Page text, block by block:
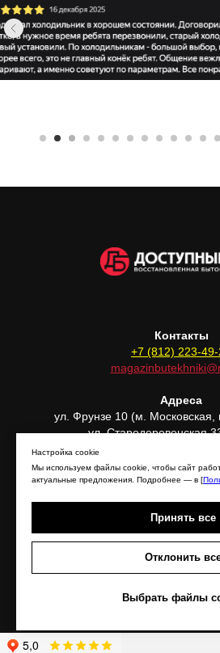
Задать
Отправить
Настройка cookie
Мы используем файлы cookie, чтобы сайт
актуальные предложения. Подробнее — в [
Принять все
Отклонить
Выбрать файлы
Контакты
+7 (812) 223-
Адреса
ул. Фрунзе 10 (м.
ул. Стародеревенская